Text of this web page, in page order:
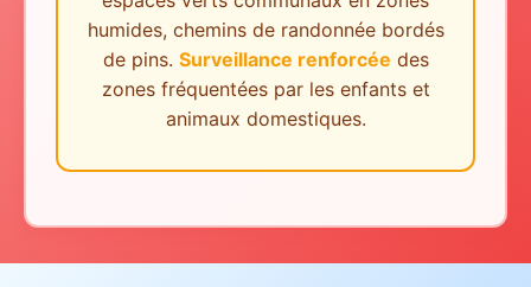
humides, chemins de randonnée bordés
de pins. Surveillance renforcée des
zones fréquentées par les enfants et
animaux domestiques.